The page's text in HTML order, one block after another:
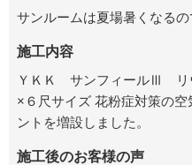
サンルームは夏場暑くなるの
施工内容
ＹＫＫ サンフィールⅢ リ
×６尺サイズ 花粉症対策の
ントを増設しました。
施工後のお客様の声